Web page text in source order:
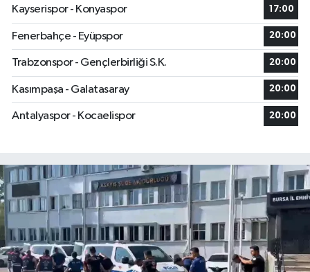
Kayserispor - Konyaspor
17:00
Fenerbahçe - Eyüpspor 20:00
Trabzonspor - Gençlerbirliği S.K. 20:00
Kasımpaşa - Galatasaray 20:00
Antalyaspor - Kocaelispor 20:00